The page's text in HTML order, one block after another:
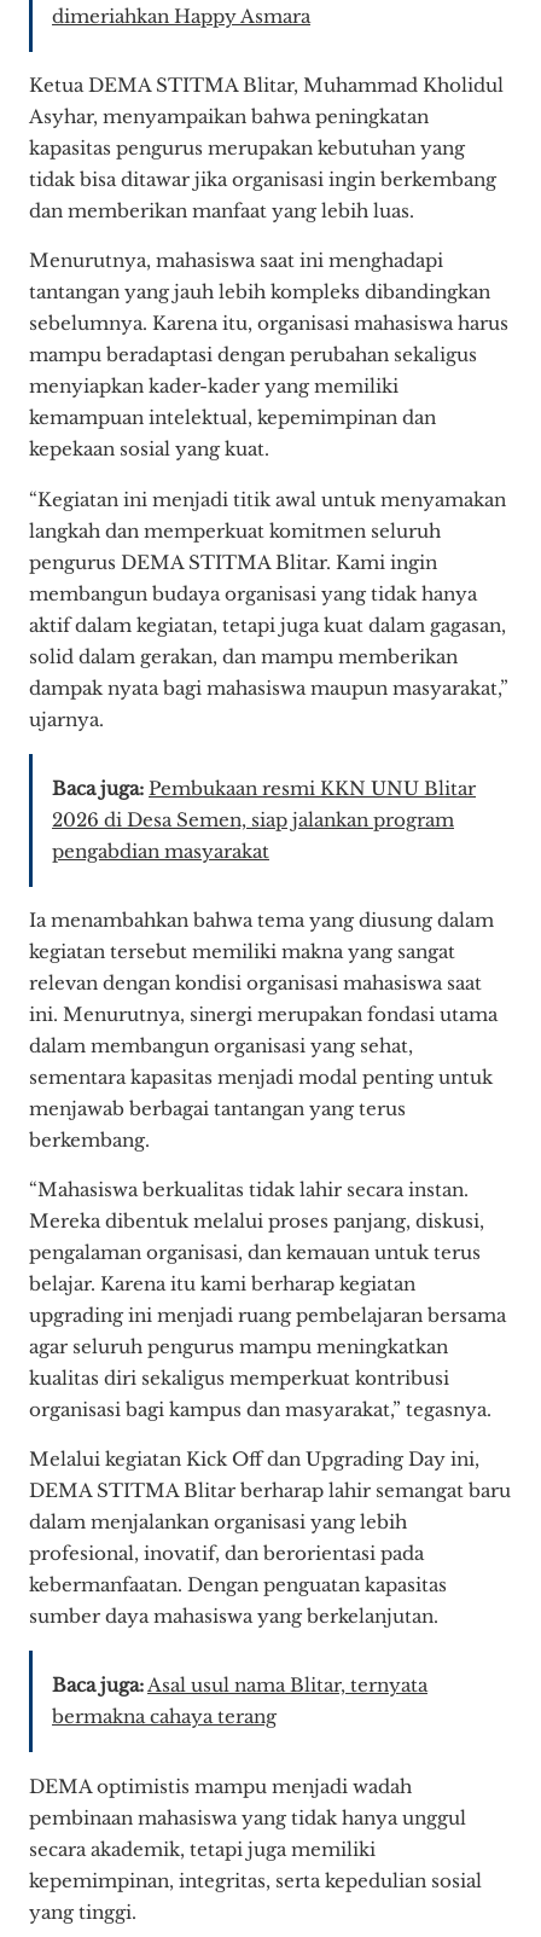
dimeriahkan Happy Asmara
Ketua DEMA STITMA Blitar, Muhammad Kholidul
Asyhar, menyampaikan bahwa peningkatan
kapasitas pengurus merupakan kebutuhan yang
tidak bisa ditawar jika organisasi ingin berkembang
dan memberikan manfaat yang lebih luas.
Menurutnya, mahasiswa saat ini menghadapi
tantangan yang jauh lebih kompleks dibandingkan
sebelumnya. Karena itu, organisasi mahasiswa harus
mampu beradaptasi dengan perubahan sekaligus
menyiapkan kader-kader yang memiliki
kemampuan intelektual, kepemimpinan dan
kepekaan sosial yang kuat.
“Kegiatan ini menjadi titik awal untuk menyamakan
langkah dan memperkuat komitmen seluruh
pengurus DEMA STITMA Blitar. Kami ingin
membangun budaya organisasi yang tidak hanya
aktif dalam kegiatan, tetapi juga kuat dalam gagasan,
solid dalam gerakan, dan mampu memberikan
dampak nyata bagi mahasiswa maupun masyarakat,”
ujarnya.
Baca juga: Pembukaan resmi KKN UNU Blitar
2026 di Desa Semen, siap jalankan program
pengabdian masyarakat
Ia menambahkan bahwa tema yang diusung dalam
kegiatan tersebut memiliki makna yang sangat
relevan dengan kondisi organisasi mahasiswa saat
ini. Menurutnya, sinergi merupakan fondasi utama
dalam membangun organisasi yang sehat,
sementara kapasitas menjadi modal penting untuk
menjawab berbagai tantangan yang terus
berkembang.
“Mahasiswa berkualitas tidak lahir secara instan.
Mereka dibentuk melalui proses panjang, diskusi,
pengalaman organisasi, dan kemauan untuk terus
belajar. Karena itu kami berharap kegiatan
upgrading ini menjadi ruang pembelajaran bersama
agar seluruh pengurus mampu meningkatkan
kualitas diri sekaligus memperkuat kontribusi
organisasi bagi kampus dan masyarakat,” tegasnya.
Melalui kegiatan Kick Off dan Upgrading Day ini,
DEMA STITMA Blitar berharap lahir semangat baru
dalam menjalankan organisasi yang lebih
profesional, inovatif, dan berorientasi pada
kebermanfaatan. Dengan penguatan kapasitas
sumber daya mahasiswa yang berkelanjutan.
Baca juga:Asal usul nama Blitar, ternyata
bermakna cahaya terang
DEMA optimistis mampu menjadi wadah
pembinaan mahasiswa yang tidak hanya unggul
secara akademik, tetapi juga memiliki
kepemimpinan, integritas, serta kepedulian sosial
yang tinggi.